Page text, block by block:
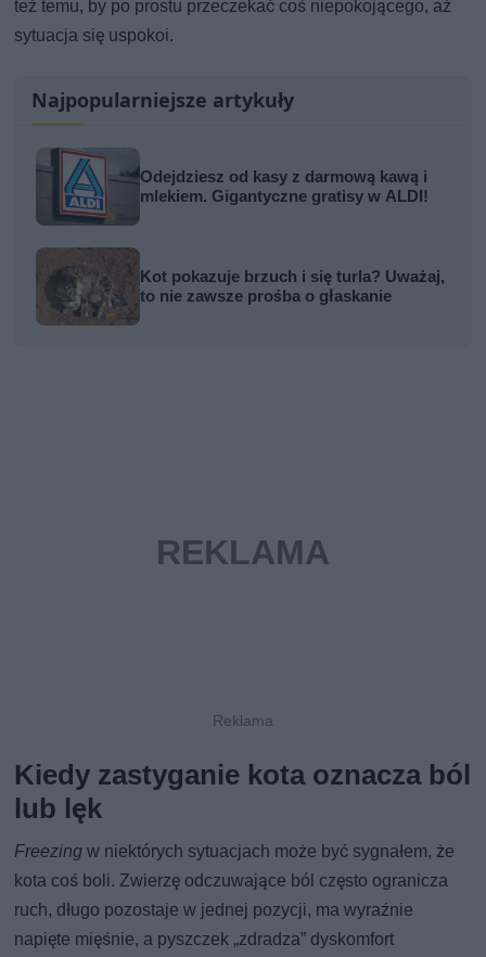
też temu, by po prostu przeczekać coś niepokojącego, aż
sytuacja się uspokoi.
Najpopularniejsze artykuły
Odejdziesz od kasy z darmową kawą i
mlekiem. Gigantyczne gratisy w ALDI!
Kot pokazuje brzuch i się turla? Uważaj,
to nie zawsze prośba o głaskanie
Kiedy zastyganie kota oznacza ból
lub lęk
Freezing w niektórych sytuacjach może być sygnałem, że
kota coś boli. Zwierzę odczuwające ból często ogranicza
ruch, długo pozostaje w jednej pozycji, ma wyraźnie
napięte mięśnie, a pyszczek „zdradza” dyskomfort